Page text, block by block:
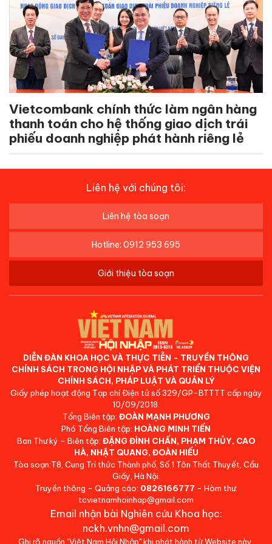
Vietcombank chính thức làm ngân hàng
thanh toán cho hệ thống giao dịch trái
phiếu doanh nghiệp phát hành riêng lẻ
Liên hệ với chúng tôi:
Liên hệ tòa soạn
Hotline: 0912 953 695
Giới thiệu tòa soạn
DIỄN ĐÀN KHOA HỌC VÀ THỰC TIỄN - TRUYỀN THÔNG
CHÍNH SÁCH TRONG HỘI NHẬP VÀ PHÁT TRIỂN THUỘC VIỆN
CHÍNH SÁCH, PHÁP LUẬT VÀ QUẢN LÝ
Giấy phép hoạt động Tạp chí Điện tử số 329/GP-BTTTT cấp ngày
10/09/2018.
Tổng Biên tập: ĐOÀN MẠNH PHƯƠNG
Phó Tổng Biên tập: HOÀNG MINH TIẾN
Ban Thư ký - Biên tập: ĐẶNG ĐÌNH CHẤN, PHẠM THỦY, CAO
HÀ, NHẬT QUANG, ĐOÀN HIẾU
Tòa soạn:T8, Cung Trí thức Thành phố, Số 1 Tôn Thất Thuyết, Cầu
Giấy, Hà Nội.
Truyền thông - Quảng cáo: 0826166777 - Hòm thư:
tcvietnamhoinhap@gmail.com
Email nhận bài Nghiên cứu Khoa học:
nckh.vnhn@gmail.com
Ghi rõ nguồn "Việt Nam Hội Nhập" khi phát hành từ Website này.